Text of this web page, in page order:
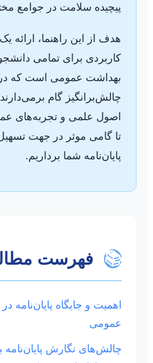
پیچیده سلامت در جوامع
هدف از این راهنما، ارائه
کاربردی برای تمامی
بهداشت عمومی است که در
چالش‌برانگیز گام
اصول علمی و تجربه‌های
تا گامی موثر در جهت تسهیل
پایان‌نامه شما برداریم.
📚 فهرست
اهمیت و جایگاه پایان‌نامه
عمومی
چالش‌های نگارش